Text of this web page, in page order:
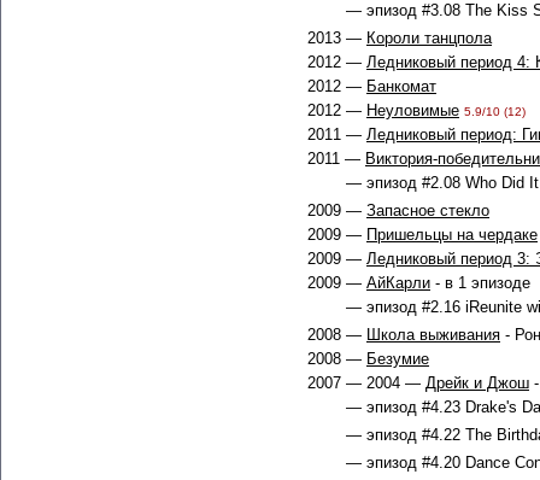
— эпизод #3.08 The Kiss
2013 — Короли танцпола
2012 — Ледниковый период 4:
2012 — Банкомат
2012 — Неуловимые 5.9/10 (12)
2011 — Ледниковый период:
2011 — Виктория-
— эпизод #2.08 Who Did
2009 — Запасное стекло
2009 — Пришельцы на чердаке
2009 — Ледниковый период 3:
2009 — АйКарли - в 1 эпизоде
— эпизод #2.16 iReunite
2008 — Школа выживания -
2008 — Безумие
2007 — 2004 — Дрейк и Джош
— эпизод #4.23 Drake's
— эпизод #4.22 The
— эпизод #4.20 Dance